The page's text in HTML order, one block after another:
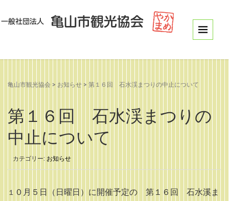
亀山市観光協会 > お知らせ > 第１６回 石水渓まつりの中止について
第１６回 石水渓まつりの
中止について
カテゴリー: お知らせ
１ ０月５日（日曜日）に開催予定の 第１６回 石水溪ま